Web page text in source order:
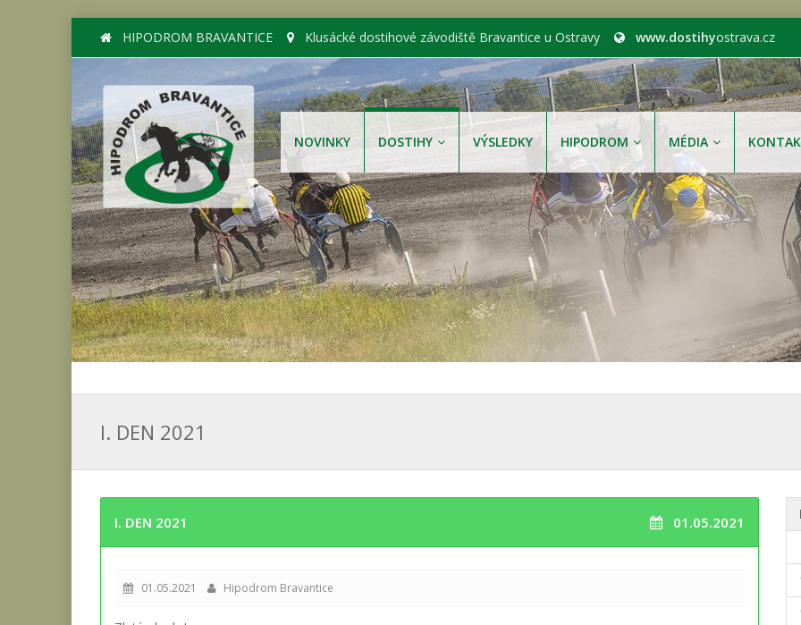
HIPODROM BRAVANTICE Klusácké dostihové závodiště Bravantice u Ostravy www.dostihyostrava.cz
NOVINKY DOSTIHY VÝSLEDKY HIPODROM MÉDIA
I. DEN 2021
I. DEN 2021 01.05.2021
01.05.2021 Hipodrom Bravantice